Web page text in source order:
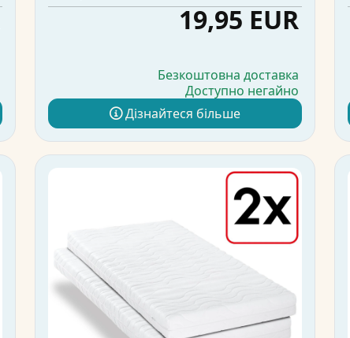
19,95 EUR
Безкоштовна доставка
Доступно негайно
Дізнайтеся більше